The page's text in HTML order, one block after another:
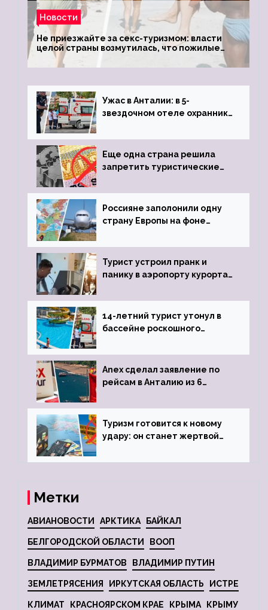
Новости
Не приезжайте за секс-туризмом: власти
целой страны возмутилась, что пожилые
туристки массово едут к ним, чтобы
обзавестись молодыми любовниками
Ужас в Анталии: в 5-
звездочном отеле охранник
пистолета
Еще одна страна решила
запретить туристические
Россияне заполонили одну
страну Европы на фоне
виз
Турист устроил пранк и
панику в аэропорту курорта,
задержке рейса
14-летний турист утонул в
бассейне роскошного
Anex сделал заявление по
рейсам в Анталию из 6
Туризм готовится к новому
удару: он станет жертвой
Метки
АВИАНОВОСТИ АРКТИКА БАЙКАЛ
БЕЛГОРОДСКОЙ ОБЛАСТИ ВООП
ВЛАДИМИР БУРМАТОВ ВЛАДИМИР ПУТИН
ЗЕМЛЕТРЯСЕНИЯ ИРКУТСКАЯ ОБЛАСТЬ ИСТРЕ
КЛИМАТ КРАСНОЯРСКОМ КРАЕ КРЫМА КРЫМУ